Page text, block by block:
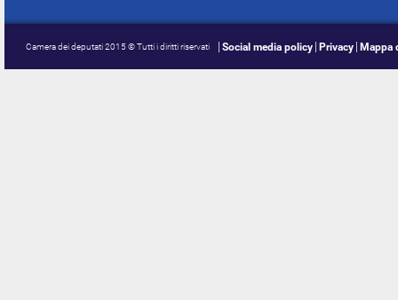
Camera dei deputati 2015 © Tutti i diritti riservati Social media policy Privacy Mappa